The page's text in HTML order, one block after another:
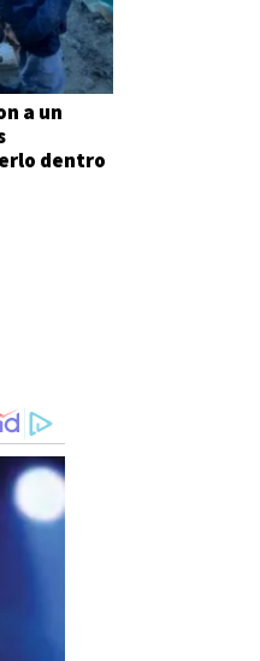
a un
dentro